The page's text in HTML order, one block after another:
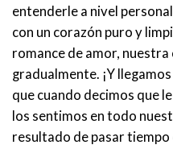
entenderle a nivel
con un corazón puro y
romance de amor,
gradualmente. ¡Y
que cuando decimos que
los sentimos en todo
resultado de pasar tiempo